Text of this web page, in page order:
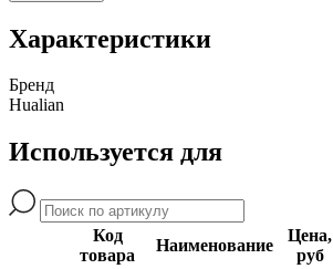
Характеристики
Бренд
Hualian
Используется для
Код
товара
Наименование
Цена,
руб